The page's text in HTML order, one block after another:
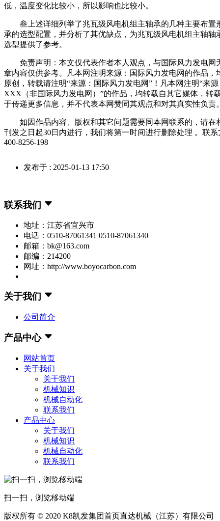
低，温度变化比较小，所以影响也比较小。
叁上述详细列举了兆瓦级风电机组主轴承的几种主要布置
承的选型配置，并分析了其优缺点，为兆瓦级风电机组主轴轴
选型提供了参考。
免责声明：本文仅代表作者本人观点，与国际风力发电网
章内容仅供参考。凡本网注明来源：国际风力发电网的作品，
原创，转载请注明“来源：国际风力发电网”！凡本网注明“来
XXX（非国际风力发电网）”的作品，均转载自其它媒体，转
于传递更多信息，并不代表本网赞同其观点和对其真实性负责
如因作品内容、版权和其它问题需要同本网联系的，请在
刊发之日起30日内进行，我们将第一时间进行删除处理 。联系
400-8256-198
发布于 : 2025-01-13 17:50
联系我们
地址：江苏省宜兴市
电话：0510-87061341 0510-87061340
邮箱：bk@163.com
邮编：214200
网址：http://www.boyocarbon.com
关于我们
公司简介
产品中心
网站首页
关于我们
关于我们
机械知识
机械自动化
联系我们
产品中心
关于我们
机械知识
机械自动化
联系我们
扫一扫，浏览移动端
版权所有 © 2020 K8凯发集团首页直达机械（江苏）有限公司